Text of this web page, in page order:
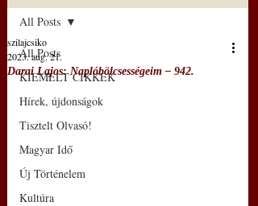
All Posts
KIEMELT CIKKEK
Hírek, újdonságok
Tisztelt Olvasó!
Magyar Idő
Új Történelem
Kultúra
All Posts
Darai Lajos: Naplóbölcsességeim – 942.
szilajcsiko
2023. aug. 21.